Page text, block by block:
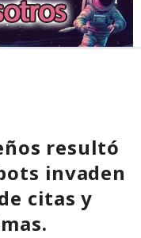
resultó
invaden
citas y